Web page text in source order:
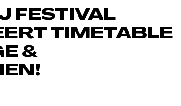
FESTIVAL
TIMETABLE
&